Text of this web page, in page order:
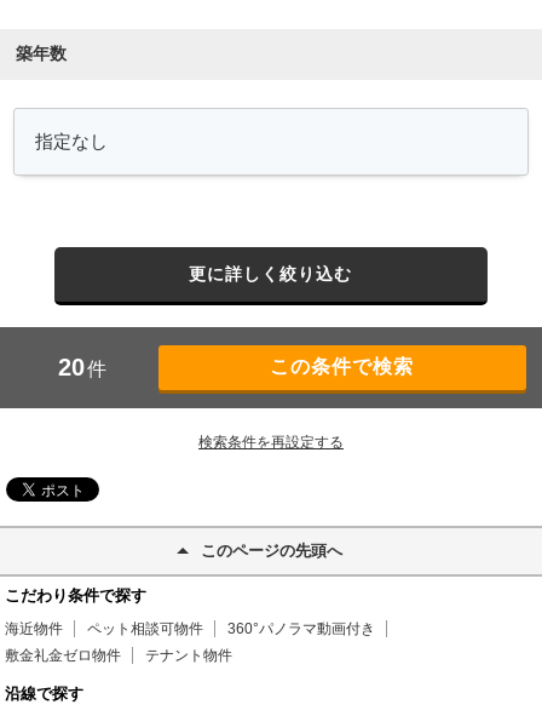
築年数
更に詳しく絞り込む
20件
検索条件を再設定する
このページの先頭へ
こだわり条件で探す
海近物件 ペット相談可物件
360°パノラマ動画付き
敷金礼金ゼロ物件
テナント物件
沿線で探す